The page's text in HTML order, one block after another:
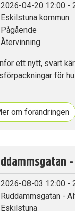
2026-04-20 12:00 -
Eskilstuna kommun
Pågående
Återvinning
ett nytt, svart
för
om förändringen
2026-08-03 12:00 -
Ruddammsgatan -
Eskilstuna